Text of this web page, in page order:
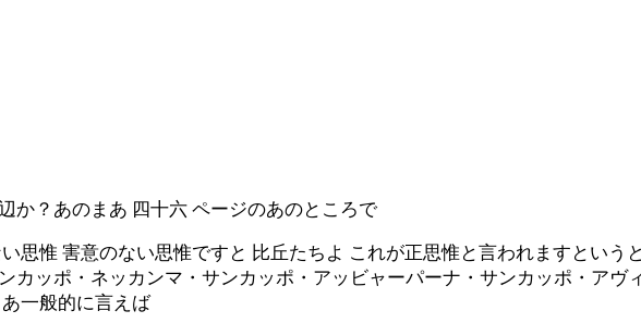
か？あのまあ 四十六 ページのあのところで
思惟 害意のない思惟ですと 比丘たちよ これが正思惟と言われますという
カッポ・ネッカンマ・サンカッポ・アッビャーパーナ・サンカッポ・アヴ
一般的に言えば